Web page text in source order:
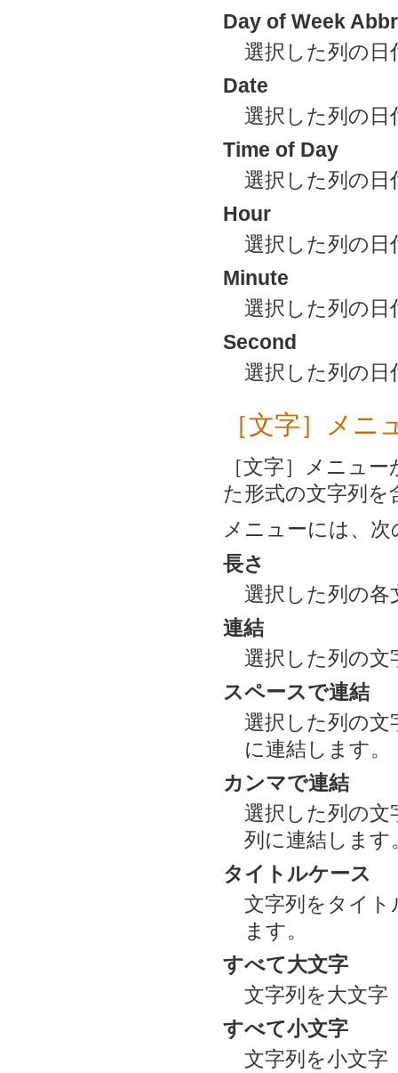
Day of Week
選択した列の日
Date
選択した列の日
Time of Day
選択した列の日
Hour
選択した列の日
Minute
選択した列の日
Second
選択した列の日
［文字］メニ
［文字］メニュ
た形式の文字列を
メニューには、
長さ
選択した列の各
連結
選択した列の文
スペースで連結
選択した列の文
に連結します。
カンマで連結
選択した列の文
列に連結します
タイトルケース
文字列をタイト
ます。
すべて大文字
文字列を大文字
すべて小文字
文字列を小文字